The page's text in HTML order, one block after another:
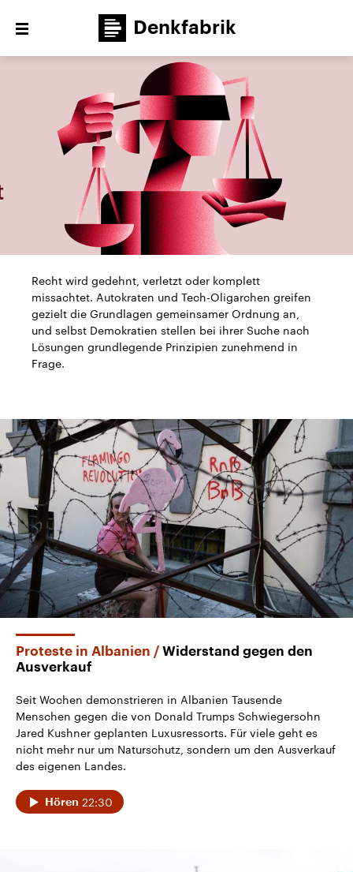
Close
Denkfabrik
Veranstaltungen Publikationen Newsletter
Denkfabrik unterwegs Über uns
Recht wird gedehnt, verletzt oder komplett
missachtet. Autokraten und Tech-Oligarchen greifen
gezielt die Grundlagen gemeinsamer Ordnung an,
und selbst Demokratien stellen bei ihrer Suche nach
Lösungen grundlegende Prinzipien zunehmend in
Frage.
Proteste in Albanien
Widerstand gegen den
Ausverkauf
Seit Wochen demonstrieren in Albanien Tausende
Menschen gegen die von Donald Trumps Schwiegersohn
Jared Kushner geplanten Luxusressorts. Für viele geht es
nicht mehr nur um Naturschutz, sondern um den Ausverkauf
des eigenen Landes.
Hören 22:30